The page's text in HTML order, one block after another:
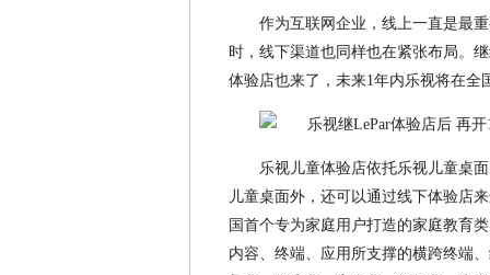
作为互联网企业，线上一直是最
时，线下渠道也同样也在紧张布局。
体验店也来了，未来1年内乐视将在全
乐视儿童体验店依托乐视儿童桌
儿童桌面外，还可以通过线下体验店
国首个专为家庭用户打造的家庭教育
内容、终端、应用所支撑的横跨终端